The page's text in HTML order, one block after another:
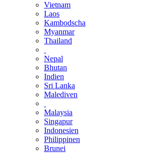
Vietnam
Laos
Kambodscha
Myanmar
Thailand
Nepal
Bhutan
Indien
Sri Lanka
Malediven
Malaysia
Singapur
Indonesien
Philippinen
Brunei